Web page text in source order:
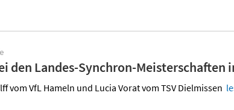
den Landes-Synchron-Meisterschaften
vom VfL Hameln und Lucia Vorat vom TSV Dielmissen